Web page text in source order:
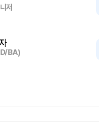
저
BA)